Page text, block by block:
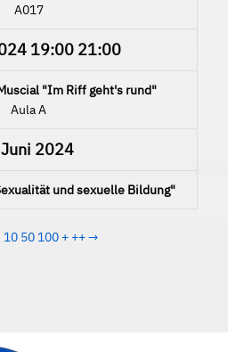
A017
19:00 21:00
"Im Riff geht's rund"
Aula A
2024
und sexuelle Bildung"
10 50 100 + ++→